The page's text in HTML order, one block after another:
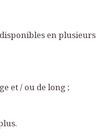
en plusieurs
et / ou de long ;